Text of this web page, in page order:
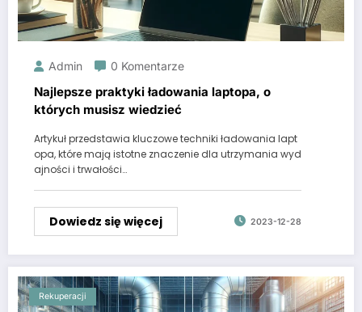
Admin 0 Komentarze
Najlepsze praktyki ładowania laptopa, o
których musisz wiedzieć
Artykuł przedstawia kluczowe techniki ładowania lapt
opa, które mają istotne znaczenie dla utrzymania wyd
ajności i trwałości…
Dowiedz się więcej 2023-12-28
Rekuperacji